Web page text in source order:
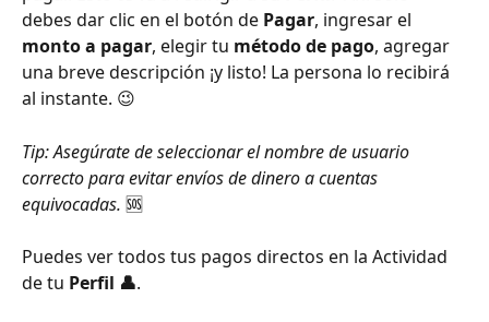
debes dar clic en el botón de Pagar, ingresar el
monto a pagar, elegir tu método de pago, agregar
una breve descripción ¡y listo! La persona lo recibirá
al instante. 😉
Tip: Asegúrate de seleccionar el nombre de usuario
correcto para evitar envíos de dinero a cuentas
equivocadas. 🆘
Puedes ver todos tus pagos directos en la Actividad
de tu Perfil 👤.